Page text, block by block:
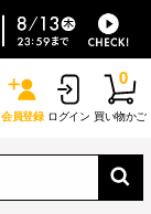
会員登録 ログイン 買い物かご
0